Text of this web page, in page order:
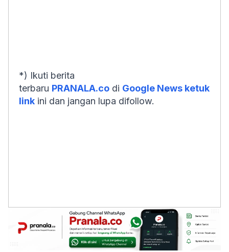
*) Ikuti berita
terbaru PRANALA.co di Google News ketuk
link ini dan jangan lupa difollow.